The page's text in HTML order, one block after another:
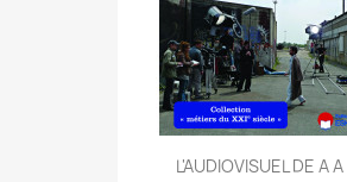
L'AUDIOVISUEL DE A A